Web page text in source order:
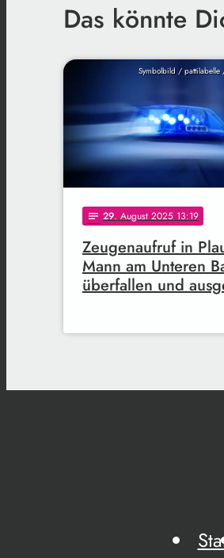
Das könnte
Symbolbild / pattilabelle
notes 29. August 2025 13:19
Zeugenaufruf in
Mann am Unteren
überfallen und